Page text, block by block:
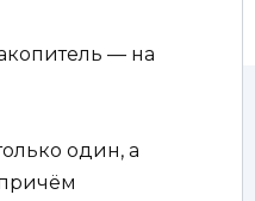
— на
один, а